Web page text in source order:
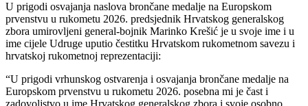
U prigodi osvajanja naslova brončane medalje na Europskom
prvenstvu u rukometu 2026. predsjednik Hrvatskog generalskog
zbora umirovljeni general-bojnik Marinko Krešić je u svoje ime i u
ime cijele Udruge uputio čestitku Hrvatskom rukometnom savezu i
hrvatskoj rukometnoj reprezentaciji:
“U prigodi vrhunskog ostvarenja i osvajanja brončane medalje na
Europskom prvenstvu u rukometu 2026. posebna mi je čast i